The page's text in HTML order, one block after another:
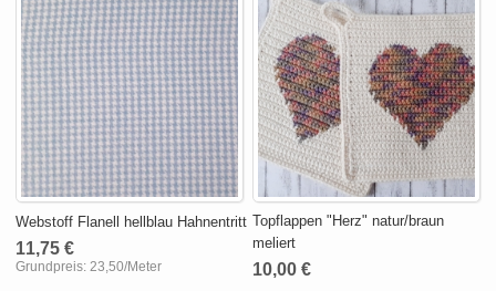
Webstoff Flanell hellblau Hahnentritt
11,75 €
Grundpreis:23,50/Meter
Topflappen "Herz" natur/braun
meliert
10,00 €